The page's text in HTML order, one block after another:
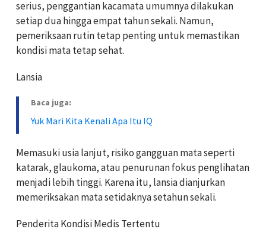
serius, penggantian kacamata umumnya dilakukan
setiap dua hingga empat tahun sekali. Namun,
pemeriksaan rutin tetap penting untuk memastikan
kondisi mata tetap sehat.
Lansia
Baca juga:
Yuk Mari Kita Kenali Apa Itu IQ
Memasuki usia lanjut, risiko gangguan mata seperti
katarak, glaukoma, atau penurunan fokus penglihatan
menjadi lebih tinggi. Karena itu, lansia dianjurkan
memeriksakan mata setidaknya setahun sekali.
Penderita Kondisi Medis Tertentu